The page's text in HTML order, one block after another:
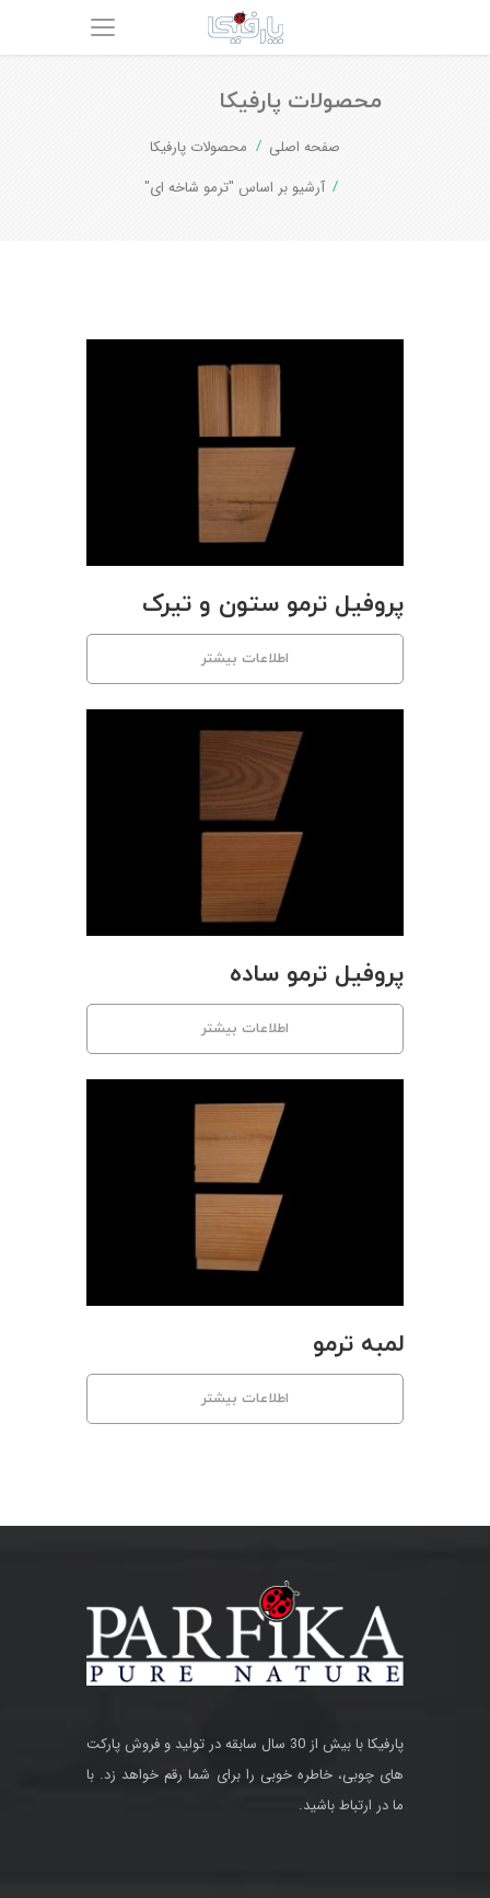
محصولات پارفیکا
صفحه اصلی
محصولات پارفیکا
آرشیو بر اساس "ترمو شاخه ای"
پروفیل ترمو ستون و تیرک
اطلاعات بیشتر
پروفیل ترمو ساده
اطلاعات بیشتر
لمبه ترمو
اطلاعات بیشتر
پارفیکا با بیش از 30 سال سابقه در تولید و فروش پارکت
های چوبی، خاطره خوبی را برای شما رقم خواهد زد. با
ما در ارتباط باشید.